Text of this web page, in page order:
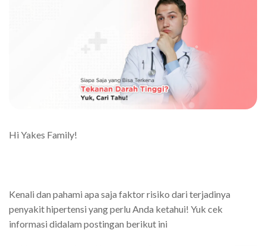
Hi Yakes Family!
Kenali dan pahami apa saja faktor risiko dari terjadinya
penyakit hipertensi yang perlu Anda ketahui! Yuk cek
informasi didalam postingan berikut ini